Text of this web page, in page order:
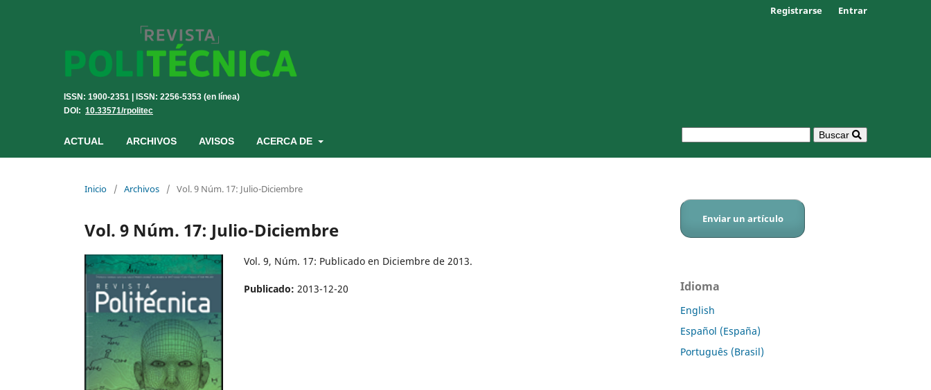
ISSN: 1900-2351 | ISSN: 2256-5353 (en línea)
DOI: 10.33571/rpolitec
ACTUAL ARCHIVOS AVISOS ACERCA DE
Buscar
Registrarse Entrar
Inicio / Archivos / Vol. 9 Núm. 17: Julio-Diciembre
Vol. 9 Núm. 17: Julio-Diciembre
Vol. 9, Núm. 17: Publicado en Diciembre de 2013.
Publicado: 2013-12-20
Enviar un artículo
Idioma
English
Español (España)
Português (Brasil)